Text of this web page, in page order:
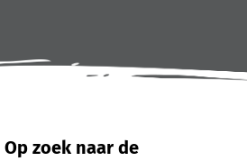
zoek naar de